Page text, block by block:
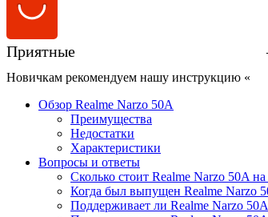
Приятные
Новичкам рекомендуем нашу инструкцию «
Обзор Realme Narzo 50A
Преимущества
Недостатки
Характеристики
Вопросы и ответы
Сколько стоит Realme Narzo 50A
Когда был выпущен Realme Narzo
Поддерживает ли Realme Narzo